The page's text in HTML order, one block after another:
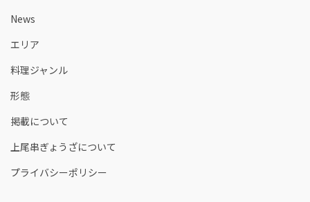
News
エリア
料理ジャンル
形態
掲載について
上尾串ぎょうざについて
プライバシーポリシー